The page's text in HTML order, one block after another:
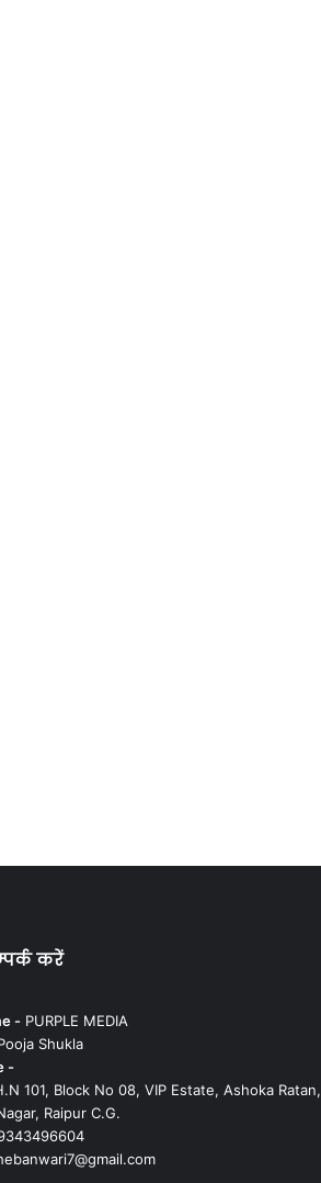
करें
-PURPLE MEDIA
Shukla
-
101, Block No 08, VIP Estate, Ashoka Ratan,
Raipur C.G.